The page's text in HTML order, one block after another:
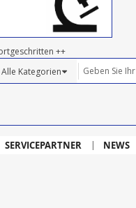
++
SERVICEPARTNER NEWS